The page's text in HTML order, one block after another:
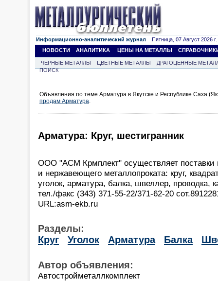
Информационно-аналитический журнал Пятница, 07 Август 2026 г.
НОВОСТИ
АНАЛИТИКА ЦЕНЫ НА МЕТАЛЛЫ
ЧЕРНЫЕ МЕТАЛЛЫ ЦВЕТНЫЕ МЕТАЛЛЫ
ДРАГОЦЕННЫЕ
ПОИСК
Объявления по теме Арматура в Якутске и Республике Саха
продам Арматура.
Арматура: Круг, шестигранник
ООО "АСМ Крмплект" осуществляет поставки
и нержавеющего металлопроката: круг,
уголок, арматура, балка, швеллер, проводка,
тел./факс (343) 371-55-22/371-62-20
URL:asm-ekb.ru
Разделы:
Круг
Уголок Арматура Балка
Автор объявления:
Автостройметаллкомплект